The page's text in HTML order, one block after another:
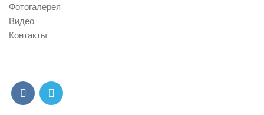
Фотогалерея
Видео
Контакты